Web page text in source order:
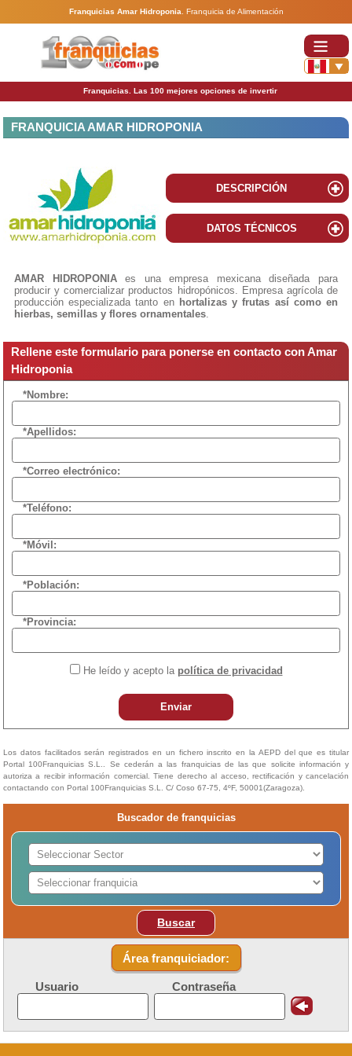
Franquicias Amar Hidroponia Franquicia de Alimentación
Franquicias. Las 100 mejores opciones de invertir
FRANQUICIA AMAR HIDROPONIA
DESCRIPCIÓN
DATOS TÉCNICOS
AMAR HIDROPONIAes una empresa mexicana diseñada para
producir y comercializar productos hidropónicos. Empresa agrícola de
producción especializada tanto en hortalizas y frutas así como en
hierbas, semillas y flores ornamentales
Rellene este formulario para ponerse en contacto con Amar
Hidroponia
*Nombre:
*Apellidos:
*Correo electrónico:
*Teléfono:
*Móvil:
*Población:
*Provincia:
He leído y acepto la política de privacidad
Enviar
Los datos facilitados serán registrados en un fichero inscrito en la AEPD del que es titular
Portal 100Franquicias S.L.. Se cederán a las franquicias de las que solicite información y
autoriza a recibir información comercial. Tiene derecho al acceso, rectificación y cancelación
contactando con Portal 100Franquicias S.L. C/ Coso 67-75, 4ºF, 50001(Zaragoza).
Buscador de franquicias
Buscar
Área franquiciador:
Usuario Contraseña